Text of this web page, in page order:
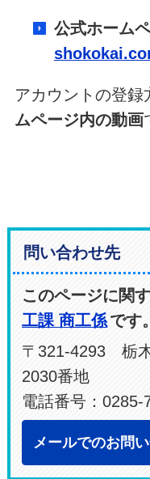
公式ホーム
アカウントの登録
ムページ内の動画
問い合わせ先
このページに関
工課 商工係です。
〒321-4293 栃
2030番地
電話番号：0285-
メールでのお問